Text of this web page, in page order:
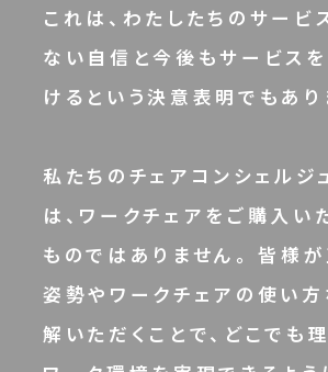
これは、わたしたちのサービ
ない自信と今後もサービス
けるという決意表明でもあり
私たちのチェアコンシェルジ
は、ワークチェアをご購入い
ものではありません。 皆様が
姿勢やワークチェアの使い方
解いただくことで、どこでも